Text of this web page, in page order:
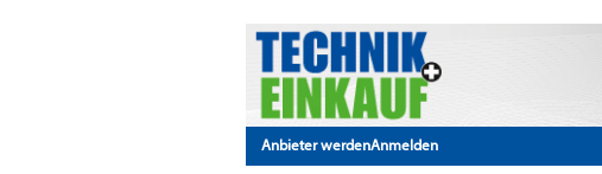
Anbieter werdenAnmelden